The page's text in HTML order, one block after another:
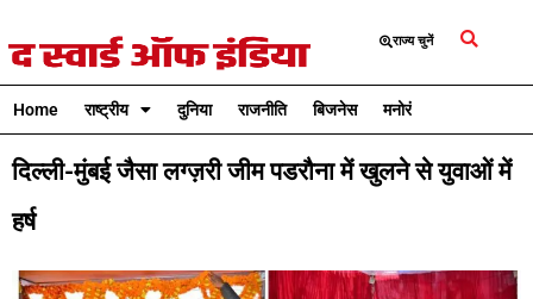
राज्य चुनें
Home राष्ट्रीय दुनिया राजनीति बिजनेस मनोरंजन
दिल्ली-मुंबई जैसा लग्ज़री जीम पडरौना में खुलने से युवाओं में
हर्ष